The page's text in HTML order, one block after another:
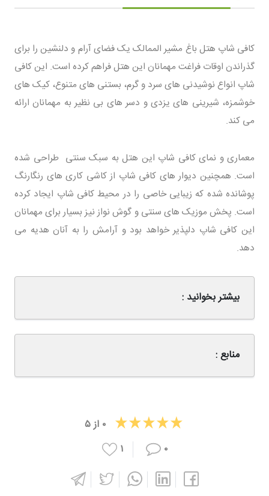
کافی شاپ هتل باغ مشیر الممالک یک فضای آرام و دلنشین را برای
گذراندن اوقات فراغت مهمانان این هتل فراهم کرده است. این کافی
شاپ انواع نوشیدنی های سرد و گرم، بستنی های متنوع، کیک های
خوشمزه، شیرینی های یزدی و دسر های بی نظیر به مهمانان ارائه
می کند.
معماری و نمای کافی شاپ این هتل به سبک سنتی طراحی شده
است. همچنین دیوار های کافی شاپ از کاشی کاری های رنگارنگ
پوشانده شده که زیبایی خاصی را در محیط کافی شاپ ایجاد کرده
است. پخش موزیک های سنتی و گوش نواز نیز بسیار برای مهمانان
این کافی شاپ دلپذیر خواهد بود و آرامش را به آنان هدیه می
دهد.
بیشتر بخوانید :
منابع :
۰ از۵
۰
۱